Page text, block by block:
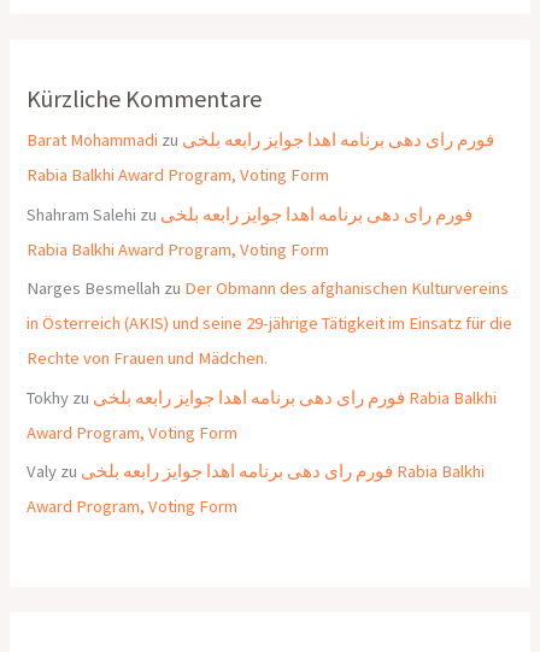
Kürzliche Kommentare
Barat Mohammadi zu فورم رای دهی برنامه اهدا جوایز رابعه بلخی
Rabia Balkhi Award Program, Voting Form
Shahram Salehi zu فورم رای دهی برنامه اهدا جوایز رابعه بلخی
Rabia Balkhi Award Program, Voting Form
Narges Besmellah zu Der Obmann des afghanischen Kulturvereins
in Österreich (AKIS) und seine 29-jährige Tätigkeit im Einsatz für die
Rechte von Frauen und Mädchen.
Tokhy zu فورم رای دهی برنامه اهدا جوایز رابعه بلخی Rabia Balkhi
Award Program, Voting Form
Valy zu فورم رای دهی برنامه اهدا جوایز رابعه بلخی Rabia Balkhi
Award Program, Voting Form